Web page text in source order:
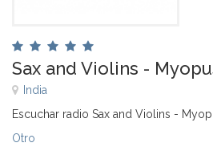
Sax and Violins -
India
Escuchar radio Sax and Violins -
Otro